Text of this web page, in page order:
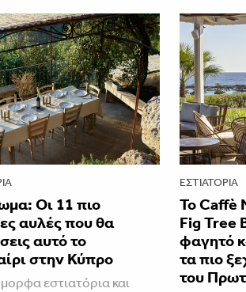
Οι 11 πιο
αυλές που θα
αυτό το
στην Κύπρο
εστιατόρια και
ΕΣΤΙΑΤΌΡΙΑ
Το Caffè
Fig Tree
φαγητό
τα πιο
του